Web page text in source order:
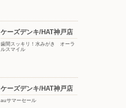
ケーズデンキ/HAT神戸店
歯間スッキリ！水みがき オーラ
ルスマイル
ケーズデンキ/HAT神戸店
auサマーセール